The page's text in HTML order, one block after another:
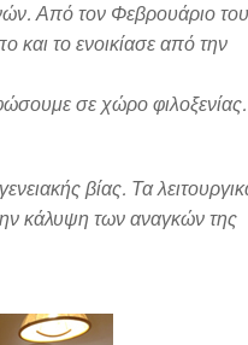
Από τον Φεβρουάριο του
και το ενοικίασε από την
σε χώρο φιλοξενίας.
βίας. Τα
κάλυψη των αναγκών της